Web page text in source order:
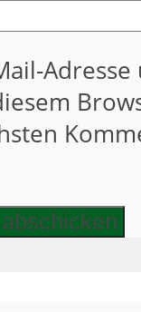
Adresse